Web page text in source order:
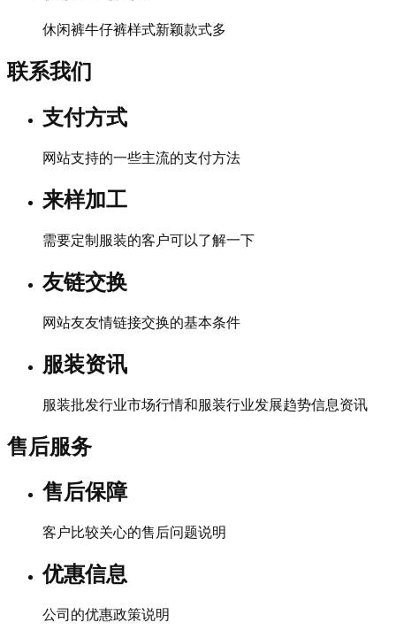
休闲裤牛仔裤样式新颖款式多
联系我们
支付方式
网站支持的一些主流的支付方法
来样加工
需要定制服装的客户可以了解一下
友链交换
网站友友情链接交换的基本条件
服装资讯
服装批发行业市场行情和服装行业发展趋势信息资讯
售后服务
售后保障
客户比较关心的售后问题说明
优惠信息
公司的优惠政策说明